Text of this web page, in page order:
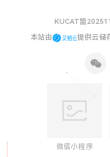
KUCAT盟
本站由
提供云储
微信小程序